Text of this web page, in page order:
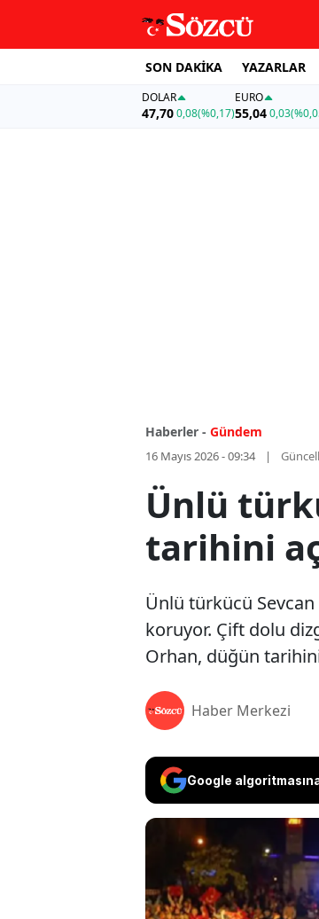
SON DAKİKA YAZARLAR
DOLAR
47,700,08(%0,17)
EURO
55,04 0,03
Haberler - Gündem
16 Mayıs 2026 - 09:34
Ünlü
tarihini
Ünlü türkücü
koruyor. Çift dolu
Orhan, düğün tarihini
Haber Merkezi
Google